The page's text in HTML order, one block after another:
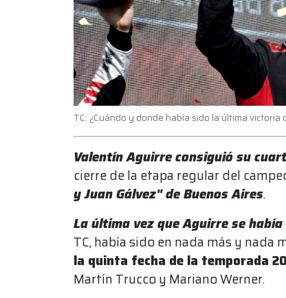
TC: ¿Cuándo y donde había sido la última victoria
Valentín Aguirre consiguió su
cierre de la etapa regular del
y Juan Gálvez" de Buenos Aires.
La última vez que Aguirre se
TC, había sido en nada más y
la quinta fecha de la temporada
Martín Trucco y Mariano Werner.